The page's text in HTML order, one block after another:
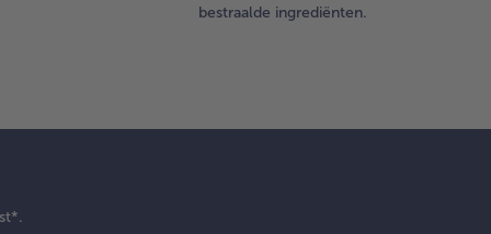
bestraalde ingrediënten.